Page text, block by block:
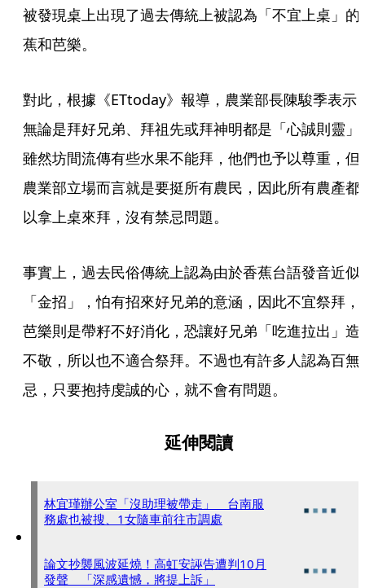
被發現桌上出現了過去傳統上被認為「不宜上桌」的
蕉和芭樂。
對此，根據《ETtoday》報導，農業部長陳駿季表示
無論是拜好兄弟、拜祖先或拜神明都是「心誠則靈」
雖然坊間流傳有些水果不能拜，他們也予以尊重，但
農業部立場而言就是要挺所有農民，因此所有農產都
以拿上桌來拜，沒有禁忌問題。
事實上，過去民俗傳統上認為由於香蕉台語發音近似
「金招」，怕有招來好兄弟的意涵，因此不宜祭拜，
芭樂則是帶籽不好消化，恐讓好兄弟「吃進拉出」造
不敬，所以也不適合祭拜。不過也有許多人認為百無
忌，只要抱持虔誠的心，就不會有問題。
延伸閱讀
林宜瑾辦公室「沒助理被帶走」 台南服
務處也被搜、1女隨車前往市調處
論文抄襲風波延燒！高虹安誣告遭判10月
發聲 「深感遺憾，將提上訴」